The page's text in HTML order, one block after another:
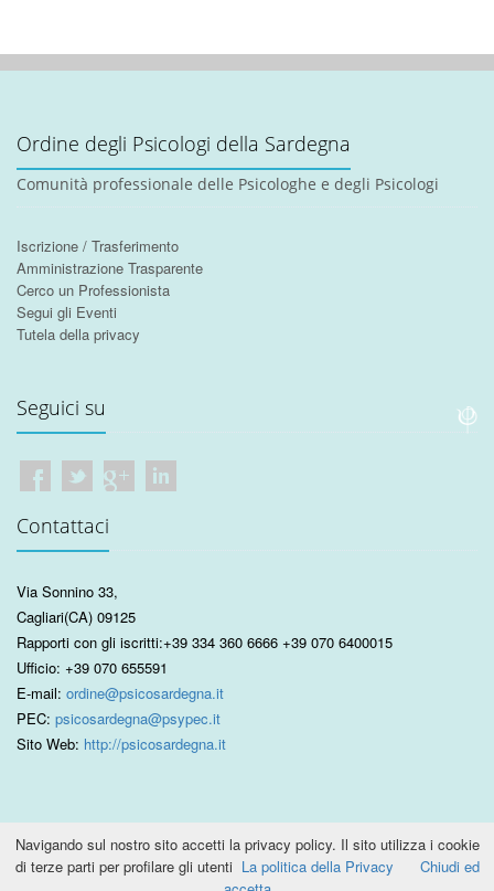
Navigando sul nostro sito accetti la privacy policy. Il sito utilizza i cookie
di terze parti per profilare gli utenti La politica della Privacy
Chiudi ed
Ordine degli Psicologi della Sardegna
Comunità professionale delle Psicologhe e degli Psicologi
Iscrizione / Trasferimento
Amministrazione Trasparente
Cerco un Professionista
Segui gli Eventi
Tutela della privacy
Seguici su
Contattaci
Via Sonnino 33,
Cagliari(CA) 09125
Rapporti con gli iscritti:+39 334 360 6666 +39 070 6400015
Ufficio: +39 070 655591
E-mail: ordine@psicosardegna.it
PEC: psicosardegna@psypec.it
Sito Web: http://psicosardegna.it
2015 © Ordine Psicologi Sardegna. C.F. 92044670922 P.IVA